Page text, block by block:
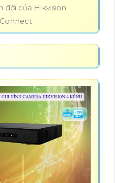
đời của Hikvision